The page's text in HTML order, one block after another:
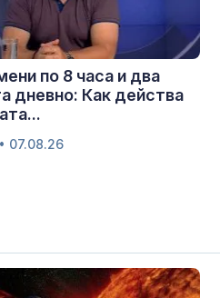
по 8 часа и два
дневно: Как действа
07.08.26